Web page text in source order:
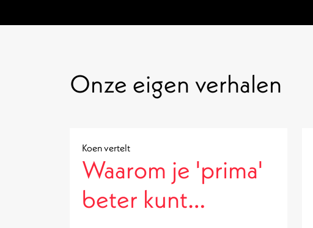
Onze eigen verhalen
Koen vertelt
Waarom je 'prima'
beter kunt